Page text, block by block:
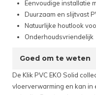
Eenvoudige installatie
Duurzaam en slijtvast
Natuurlijke houtlook
Onderhoudsvriendelijk
Goed om te weten
De Klik PVC EKO Solid
vloerverwarming en kan in